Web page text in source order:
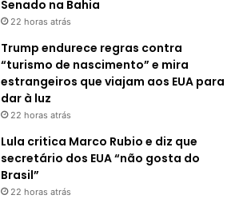
Senado na Bahia
22 horas atrás
Trump endurece regras contra
“turismo de nascimento” e mira
estrangeiros que viajam aos EUA para
dar à luz
22 horas atrás
Lula critica Marco Rubio e diz que
secretário dos EUA “não gosta do
Brasil”
22 horas atrás